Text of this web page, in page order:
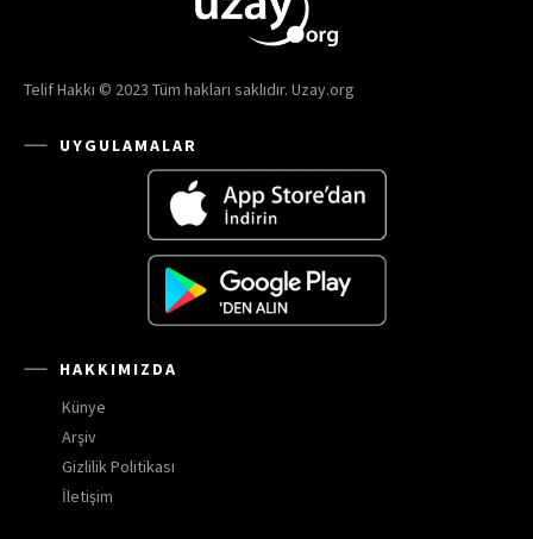
Telif Hakkı © 2023 Tüm hakları saklıdır. Uzay.org
UYGULAMALAR
HAKKIMIZDA
Künye
Arşiv
Gizlilik Politikası
İletişim